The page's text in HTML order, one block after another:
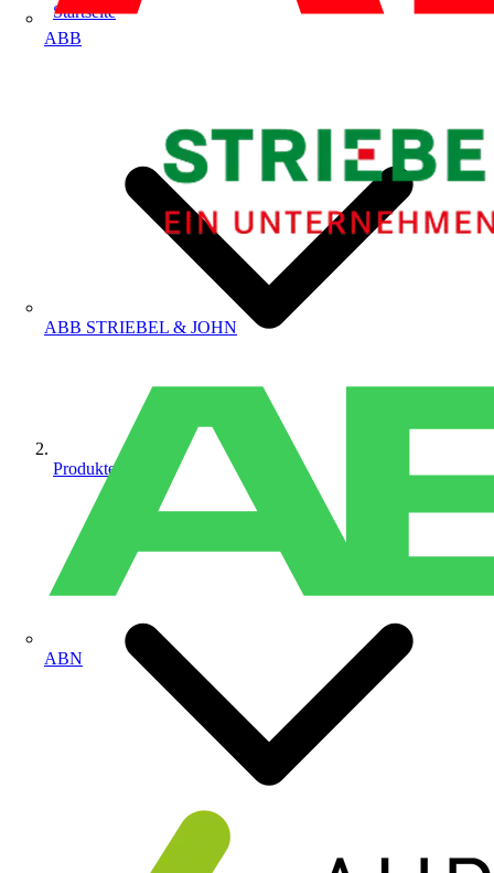
ABB
ABB STRIEBEL & JOHN
ABN
Startseite
Produkte